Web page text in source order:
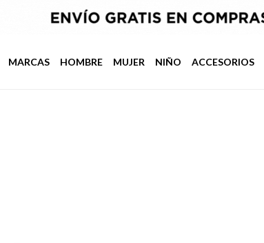
MARCAS HOMBRE MUJER NIÑO ACCESORIOS